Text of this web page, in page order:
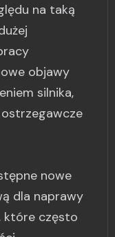
na taką
objawy
silnika,
nowe
dla naprawy
które często